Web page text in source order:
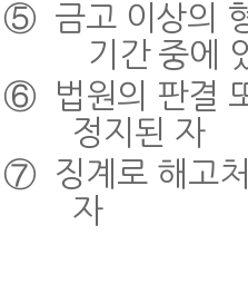
⑤ 금고 이상의
기간 중에
⑥
법원의 판결
정지된 자
⑦
징계로 해고
자